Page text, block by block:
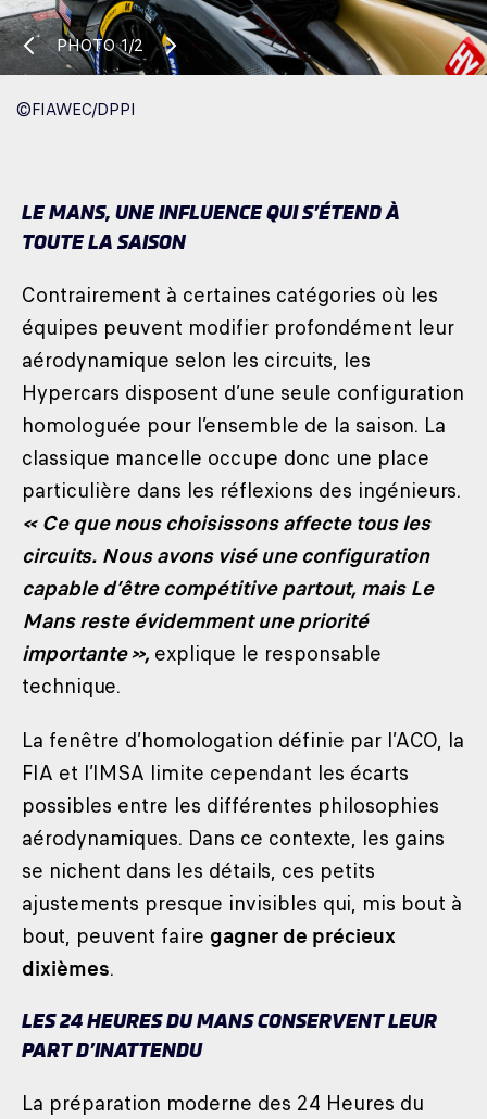
PHOTO1/2
©FIAWEC/DPPI
LE MANS, UNE INFLUENCE QUI S’ÉTEND À
TOUTE LA SAISON
Contrairement à certaines catégories où les
équipes peuvent modifier profondément leur
aérodynamique selon les circuits, les
Hypercars disposent d’une seule configuration
homologuée pour l’ensemble de la saison. La
classique mancelle occupe donc une place
particulière dans les réflexions des ingénieurs.
« Ce que nous choisissons affecte tous les
circuits. Nous avons visé une configuration
capable d’être compétitive partout, mais Le
Mans reste évidemment une priorité
importante »,explique le responsable
technique.
La fenêtre d’homologation définie par l’ACO, la
FIA et l’IMSA limite cependant les écarts
possibles entre les différentes philosophies
aérodynamiques. Dans ce contexte, les gains
se nichent dans les détails, ces petits
ajustements presque invisibles qui, mis bout à
bout, peuvent faire gagner de précieux
dixièmes.
LES 24 HEURES DU MANS CONSERVENT LEUR
PART D’INATTENDU
La préparation moderne des 24 Heures du